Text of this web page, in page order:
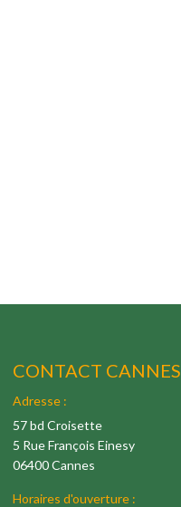
CONTACT CANNES
Adresse :
57 bd Croisette
5 Rue François Einesy
06400 Cannes
Horaires d'ouverture :